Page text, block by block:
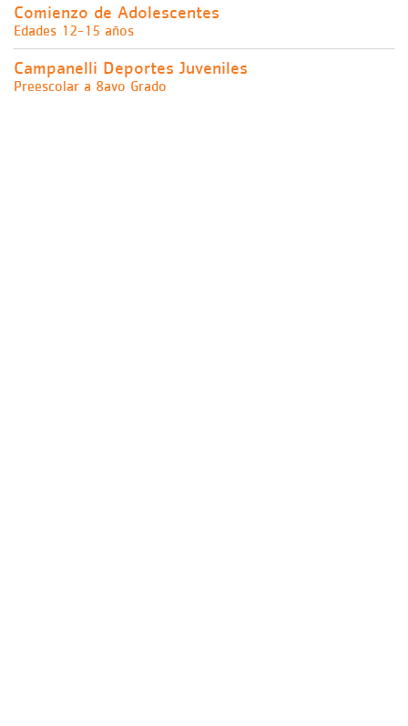
Comienzo de Adolescentes
Edades 12-15 años
Campanelli Deportes Juveniles
Preescolar a 8avo Grado